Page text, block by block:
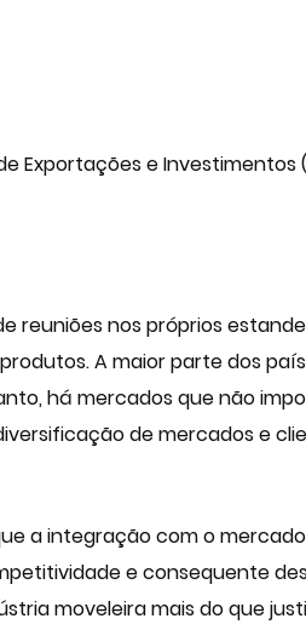
Exportações e Investimentos
nos próprios
A maior parte dos
há mercados que não
de mercados e
a integração com o
e consequente
moveleira mais do que